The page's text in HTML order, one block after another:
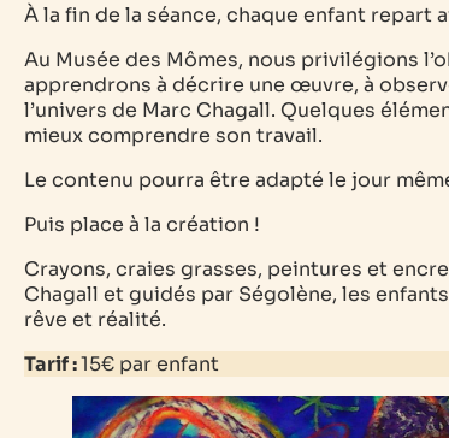
À la fin de la séance, chaque enfant repart
Au Musée des Mômes, nous privilégions
apprendrons à décrire une œuvre, à
l’univers de Marc Chagall. Quelques
mieux comprendre son travail.
Le contenu pourra être adapté le jour
Puis place à la création !
Crayons, craies grasses, peintures et
Chagall et guidés par Ségolène, les
rêve et réalité.
Tarif :15€ par enfant